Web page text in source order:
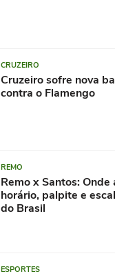
CRUZEIRO
Cruzeiro sofre nova
contra o Flamengo
REMO
Remo x Santos:
horário, palpite e
do Brasil
ESPORTES